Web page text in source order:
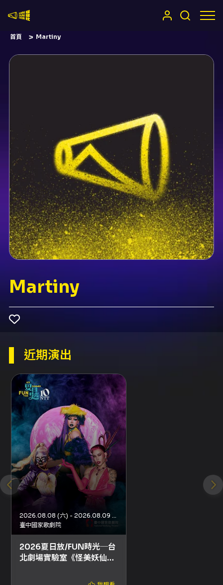
首頁 Martiny
Martiny
近期演出
2026.08.08 (六) - 2026.08.09 (日)
臺中國家歌劇院
2026夏日放/FUN時光─台
北劇場實驗室《怪美妖仙